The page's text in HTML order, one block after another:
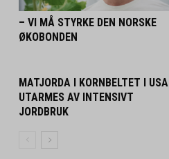
– VI MÅ STYRKE DEN NORSKE
ØKOBONDEN
MATJORDA I KORNBELTET I USA
UTARMES AV INTENSIVT
JORDBRUK